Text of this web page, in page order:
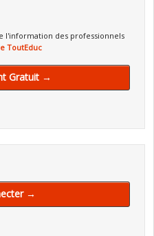
l'information des professionnels
ToutEduc
Gratuit →
→